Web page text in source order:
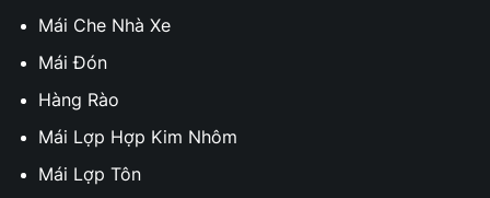
Mái Che Nhà Xe
Mái Đón
Hàng Rào
Mái Lợp Hợp Kim Nhôm
Mái Lợp Tôn